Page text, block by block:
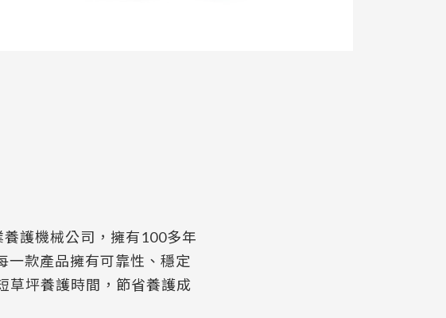
護機械公司，擁有100多年
一款產品擁有可靠性、穩定
草坪養護時間，節省養護成